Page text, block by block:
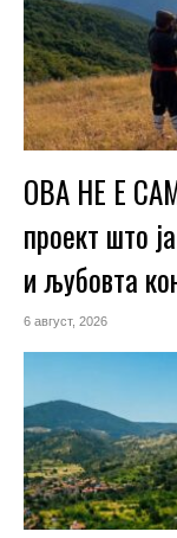
ОВА НЕ Е
проект што
и љубовта
6 август, 2026